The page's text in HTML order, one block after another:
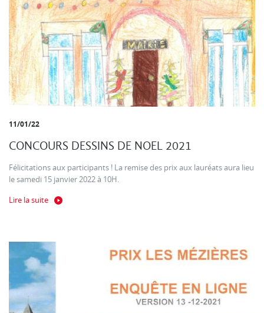
11/01/22
CONCOURS DESSINS DE NOEL 2021
Félicitations aux participants ! La remise des prix aux lauréats aura lieu
le samedi 15 janvier 2022 à 10H.
Lire la suite